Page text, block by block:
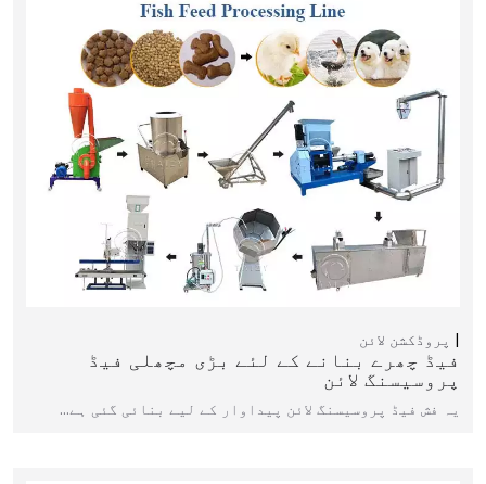
پروڈکشن لائن
فیڈ چھرے بنانے کے لئے بڑی مچھلی فیڈ
پروسیسنگ لائن
یہ فش فیڈ پروسیسنگ لائن پیداوار کے لیے بنائی گئی ہے…